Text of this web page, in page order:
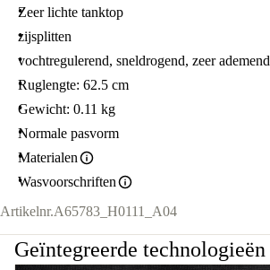
Zeer lichte tanktop
zijsplitten
vochtregulerend, sneldrogend, zeer ademend
Ruglengte: 62.5 cm
Gewicht: 0.11 kg
Normale pasvorm
Materialen
Wasvoorschriften
Artikelnr.A65783_H0111_A04
Geïntegreerde technologieën